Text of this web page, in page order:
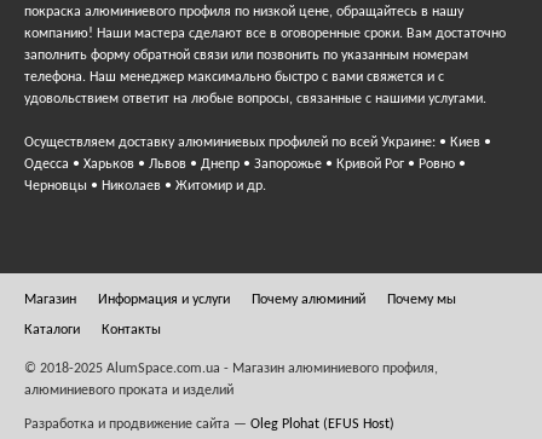
покраска алюминиевого профиля по низкой цене, обращайтесь в нашу
компанию! Наши мастера сделают все в оговоренные сроки. Вам достаточно
заполнить форму обратной связи или позвонить по указанным номерам
телефона. Наш менеджер максимально быстро с вами свяжется и с
удовольствием ответит на любые вопросы, связанные с нашими услугами.
Осуществляем доставку алюминиевых профилей по всей Украине: • Киев •
Одесса • Харьков • Львов • Днепр • Запорожье • Кривой Рог • Ровно •
Черновцы • Николаев • Житомир и др.
Магазин Информация и услуги Почему алюминий Почему мы
Каталоги Контакты
© 2018-2025 AlumSpace.com.ua - Магазин алюминиевого профиля,
алюминиевого проката и изделий
Разработка и продвижение сайта — Oleg Plohat (EFUS Host)